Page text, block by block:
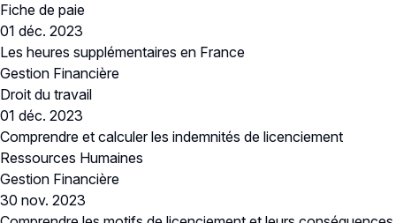
Fiche de paie
01 déc. 2023
Les heures supplémentaires en France
Gestion Financière
Droit du travail
01 déc. 2023
Comprendre et calculer les indemnités de licenciement
Ressources Humaines
Gestion Financière
30 nov. 2023